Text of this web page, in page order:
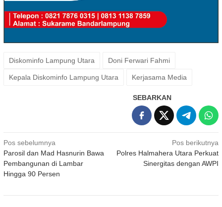
Diskominfo Lampung Utara Doni Ferwari Fahmi
Kepala Diskominfo Lampung Utara Kerjasama Media
SEBARKAN
Navigasi
pos
Pos sebelumnya
Parosil dan Mad Hasnurin Bawa
Pembangunan di Lambar
Hingga 90 Persen
Pos berikutnya
Polres Halmahera Utara Perkuat
Sinergitas dengan AWPI